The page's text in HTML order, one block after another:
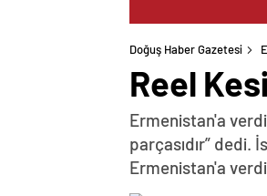
Doğuş Haber Gazetesi
Reel
Ermenistan'a
parçasıdır” dedi.
Ermenistan'a